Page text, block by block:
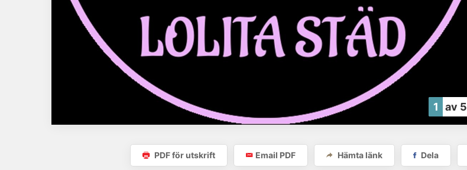
1 av 5
PDF för utskrift Email PDF Hämta länk Dela